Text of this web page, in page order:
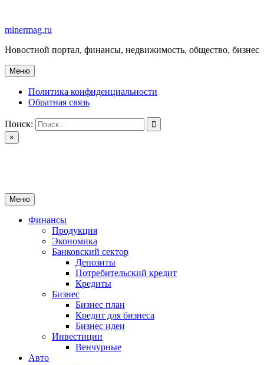
содержимому
minermag.ru
Новостной портал, финансы, недвижимость, общество, бизнес
Меню
Политика конфиденциальности
Обратная связь
Поиск:
×
Меню
Финансы
Продукция
Экономика
Банковский сектор
Депозиты
Потребительский кредит
Кредиты
Бизнес
Бизнес план
Кредит для бизнеса
Бизнес идеи
Инвестиции
Венчурные
Авто